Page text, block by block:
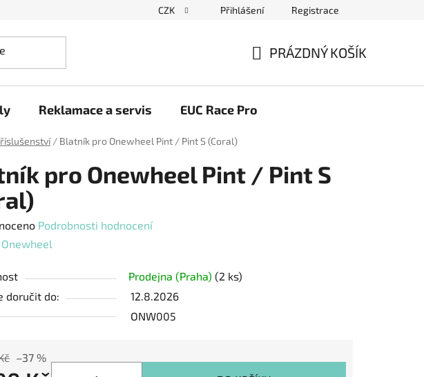
Blog elektrovozítka Obchodní podmínky
CZK Přihlášení Registrace
PRÁZDNÝ KOŠÍK
Reklamace a servis EUC Race Pro
/ Blatník pro Onewheel Pint / Pint S (Coral)
pro Onewheel Pint / Pint S
Podrobnosti hodnocení
Onewheel
Prodejna (Praha) (2 ks)
doručit do:
12.8.2026
ONW005
–37 %